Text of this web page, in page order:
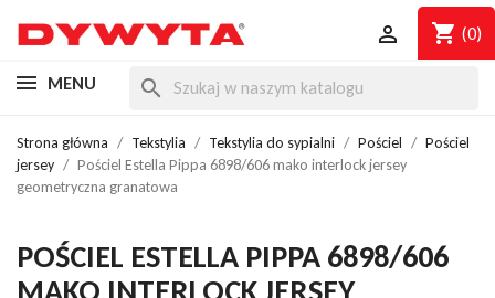
shopping_cart (0)

MENU search
Strona główna Tekstylia Tekstylia do sypialni Pościel
Pościel
jersey
Pościel Estella Pippa 6898/606 mako interlock jersey
geometryczna granatowa
POŚCIEL ESTELLA PIPPA 6898/606